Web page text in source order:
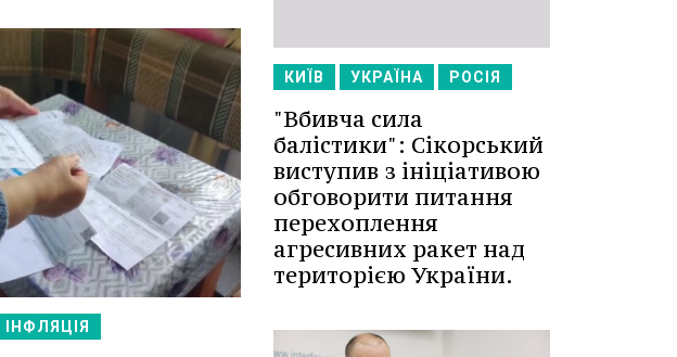
ІНФЛЯЦІЯ
КИЇВ УКРАЇНА РОСІЯ
"Вбивча сила
балістики": Сікорський
виступив з ініціативою
обговорити питання
перехоплення
агресивних ракет над
територією України.